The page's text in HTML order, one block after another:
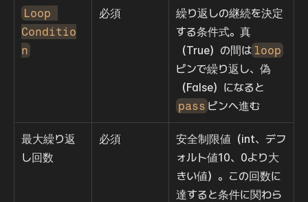
Loop
Conditio
n
必須
繰り返しの継続を決定
する条件式。真
（True）の間は loop
ピンで繰り返し、偽
（False）になると
pass ピンへ進む
最大繰り返
し回数
必須
安全制限値（int、デフ
ォルト値10、0より大
きい値）。この回数に
達すると条件に関わら